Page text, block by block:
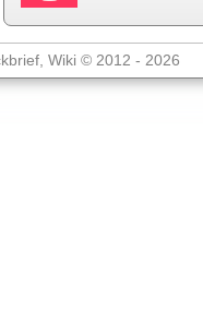
Wiki © 2012 - 2026